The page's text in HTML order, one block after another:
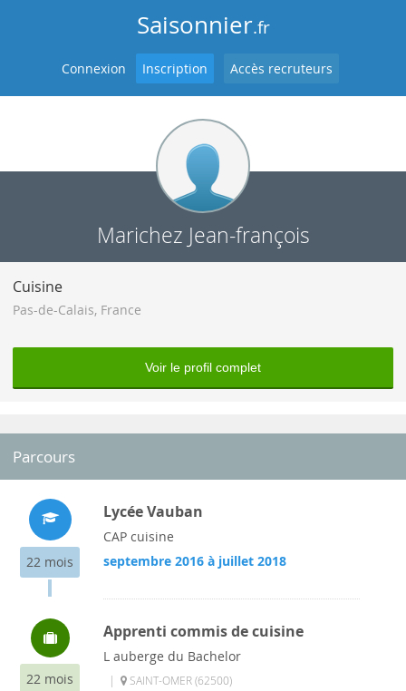
Saisonnier.fr
Connexion Inscription Accès recruteurs
Marichez Jean-françois
Cuisine
Pas-de-Calais, France
Voir le profil complet
Parcours
22 mois
Lycée Vauban
CAP cuisine
septembre 2016 à juillet 2018
22 mois
Apprenti commis de cuisine
L auberge du Bachelor
| SAINT-OMER (62500)